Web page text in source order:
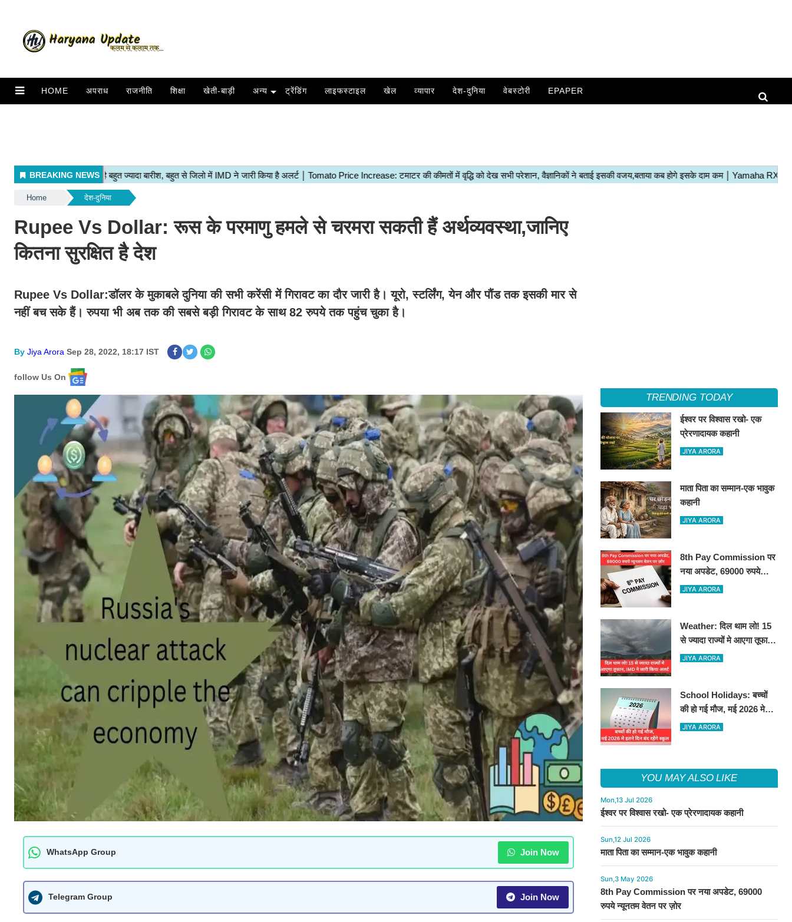
HOME अपराध राजनीति शिक्षा खेती-बाड़ी अन्य ट्रेंडिंग लाइफस्टाइल खेल व्यापार देश-दुनिया वेबस्टोरी EPAPER
Home देश-दुनिया
Rupee Vs Dollar: रूस के परमाणु हमले से चरमरा सकती हैं अर्थव्यवस्था,जानिए
कितना सुरक्षित है देश
Rupee Vs Dollar:डॉलर के मुकाबले दुनिया की सभी करेंसी में गिरावट का दौर जारी है। यूरो, स्टर्लिंग, येन और पौंड तक इसकी मार से
नहीं बच सके हैं। रुपया भी अब तक की सबसे बड़ी गिरावट के साथ 82 रुपये तक पहुंच चुका है।
By Jiya Arora Sep 28, 2022, 18:17 IST
follow Us On
WhatsApp Group Join Now
Telegram Group Join Now
TRENDING TODAY
ईश्वर पर विश्वास रखो- एक
प्रेरणादायक कहानी
JIYA ARORA
माता पिता का सम्मान-एक भावुक
कहानी
JIYA ARORA
8th Pay Commission पर
नया अपडेट, 69000 रुपये
न्यूनतम वेतन पर ज़ोर
JIYA ARORA
Weather: दिल थाम लो! 15
से ज्यादा राज्यों मे आएगा तूफान,
IMD ने जारी किया अलर्ट
JIYA ARORA
School Holidays: बच्चों
की हो गई मौज, मई 2026 मे
इतने दिन बंद रहेंगे स्कूल
JIYA ARORA
YOU MAY ALSO LIKE
Mon,13 Jul 2026
ईश्वर पर विश्वास रखो- एक प्रेरणादायक कहानी
Sun,12 Jul 2026
माता पिता का सम्मान-एक भावुक कहानी
Sun,3 May 2026
8th Pay Commission पर नया अपडेट, 69000
रुपये न्यूनतम वेतन पर ज़ोर